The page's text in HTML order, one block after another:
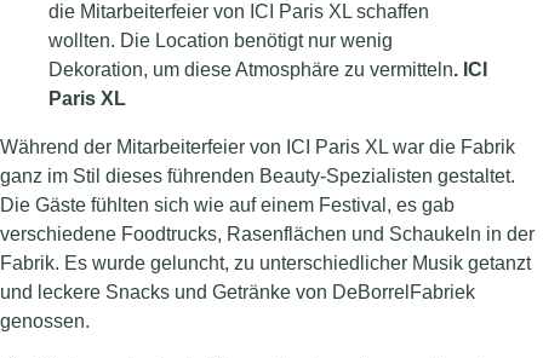
die Mitarbeiterfeier von ICI Paris XL schaffen
wollten. Die Location benötigt nur wenig
Dekoration, um diese Atmosphäre zu vermitteln. ICI
Paris XL
Während der Mitarbeiterfeier von ICI Paris XL war die Fabrik
ganz im Stil dieses führenden Beauty-Spezialisten gestaltet.
Die Gäste fühlten sich wie auf einem Festival, es gab
verschiedene Foodtrucks, Rasenflächen und Schaukeln in der
Fabrik. Es wurde geluncht, zu unterschiedlicher Musik getanzt
und leckere Snacks und Getränke von DeBorrelFabriek
genossen.